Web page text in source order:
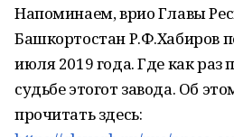
Напоминаем, врио Главы
Башкортостан Р.Ф.Хабиров
июля 2019 года. Где как раз
судьбе этогот завода. Об
прочитать здесь: